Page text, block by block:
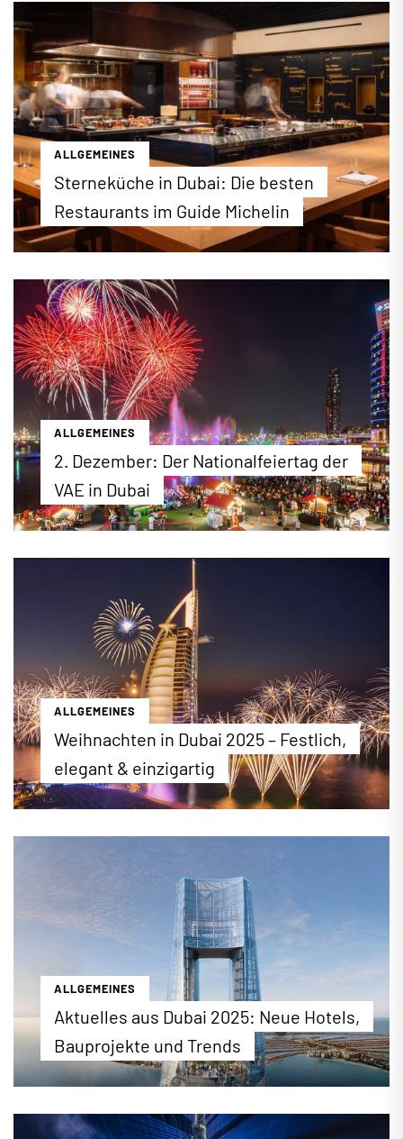
den Emiraten als höchster Feiertag und wird vier
Tage lang gefeiert. Wir stellen die Hintergründe
und Feierlichkeiten des religiösen Festes vor.
...mehr erfahren
ALLGEMEINES
Sterneküche in Dubai: Die besten
Restaurants im Guide Michelin
Eine Stadt, die nie aufhört zu überraschen: Dubai
und die Bestenliste des Guide Michelin in Dubai
beweist es eindrucksvoll. Erstmals tragen gleich
zwei Restaurants die begehrten drei Sterne. Die
komplette Bestenliste finden Sie auf dubai.de.
...mehr erfahren
ALLGEMEINES
2. Dezember: Der Nationalfeiertag der
VAE in Dubai
Der 2. Dezember ist der Nationalfeiertag in den
Tag im Jahr 1971 begründeten die Emirate Abu
Dhabi, Dubai, Sharjah, Fujairah, Umm Al Quwain und
Ajman einen gemeinsamen Staat. Wie jedes Jahr
finden im ganzen Land zahlreiche Feierlichkeiten
zu Ehren der Gründung der VAE statt. Wir stellen
die wichtigsten, öffentlichen Feste vor.
...mehr erfahren
ALLGEMEINES
Weihnachten in Dubai 2025 – Festlich,
elegant & einzigartig
Weihnachten in Dubai: Im Jahr 2025 finden wieder
das Weihnachtsfest in der Metropole verbringen
können, erfahren Sie hier.
...mehr erfahren
ALLGEMEINES
Aktuelles aus Dubai 2025: Neue Hotels,
Bauprojekte und Trends
Was ist los in Dubai? Wir werfen einen Blick auf
Trends und Bauprojekte in der Metropole